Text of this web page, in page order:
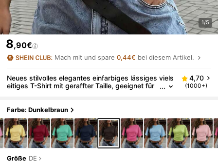
1/5
8,90€
Mach mit und spare0,44€ bei diesem Artikel.
Neues stilvolles elegantes einfarbiges lässiges viels
eitiges T-Shirt mit geraffter Taille, geeignet für
4,70
(1000+)
Farbe: Dunkelbraun
Größe DE